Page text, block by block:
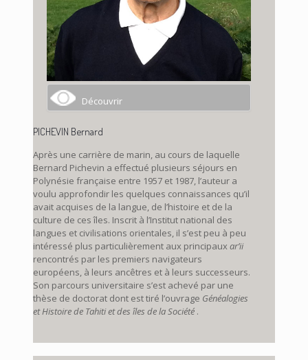
Découvrir
PICHEVIN Bernard
Après une carrière de marin, au cours de laquelle
Bernard Pichevin a effectué plusieurs séjours en
Polynésie française entre 1957 et 1987, l’auteur a
voulu approfondir les quelques connaissances qu’il
avait acquises de la langue, de l’histoire et de la
culture de ces îles. Inscrit à l’Institut national des
langues et civilisations orientales, il s’est peu à peu
intéressé plus particulièrement aux principauxar’ii
rencontrés par les premiers navigateurs
européens, à leurs ancêtres et à leurs successeurs.
Son parcours universitaire s’est achevé par une
thèse de doctorat dont est tiré l’ouvrage Généalogies
et Histoire de Tahiti et des îles de la Société .